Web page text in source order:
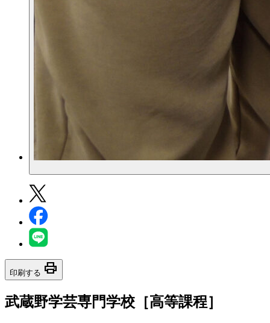
印刷する print
武蔵野学芸専門学校［高等課程］